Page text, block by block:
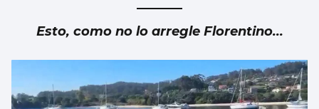
La planta de chips fotónicos Sparc moviliza
110 millones
Esto, como no lo arregle Florentino...